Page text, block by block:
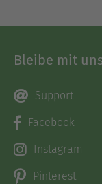
Bleibe mit
Support
Facebook
Instagram
Pinterest